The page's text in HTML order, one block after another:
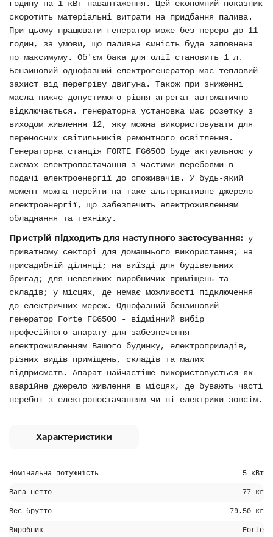
годину на 1 кВт навантаження. Цей економний показник
скоротить матеріальні витрати на придбання палива.
При цьому працювати генератор може без перерв до 11
годин, за умови, що паливна ємність буде заповнена
по максимуму. Об'єм бака для олії становить 1 л.
Бензиновий однофазний електрогенератор має тепловий
захист від перегріву двигуна. Також при зниженні
масла нижче допустимого рівня агрегат автоматично
відключається. генераторна установка має розетку з
виходом живлення 12, яку можна використовувати для
переносних світильників ремонтного освітлення.
Генераторна станція FORTE FG6500 буде актуальною у
схемах електропостачання з частими перебоями в
подачі електроенергії до споживачів. У будь-який
момент можна перейти на таке альтернативне джерело
електроенергії, що забезпечить електроживленням
обладнання та техніку.
Пристрій підходить для наступного застосування: у
приватному секторі для домашнього використання; на
присадибній ділянці; на виїзді для будівельних
бригад; для невеликих виробничих приміщень та
складів; у місцях, де немає можливості підключення
до електричних мереж. Однофазний бензиновий
генератор Forte FG6500 - відмінний вибір
професійного апарату для забезпечення
електроживленням Вашого будинку, електроприладів,
різних видів приміщень, складів та малих
підприємств. Апарат найчастіше використовується як
аварійне джерело живлення в місцях, де бувають часті
перебої з електропостачанням чи ні електрики зовсім.
Характеристики
Номінальна потужність 5 кВт
Вага нетто 77 кг
Вес брутто 79.50 кг
Виробник Forte